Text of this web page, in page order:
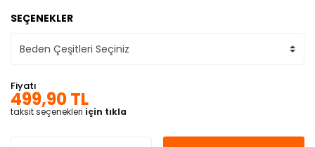
SEÇENEKLER
Fiyatı
499,90 TL
taksit seçenekleri için tıkla